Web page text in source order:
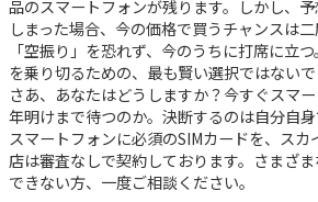
品のスマートフォンが残ります。しかし、
しまった場合、今の価格で買うチャンスは二
「空振り」を恐れず、今のうちに打席に立
を乗り切るための、最も賢い選択ではないで
さあ、あなたはどうしますか？今すぐスマー
年明けまで待つのか。決断するのは自分自身
スマートフォンに必須のSIMカードを、ス
店は審査なしで契約しております。さまざ
できない方、一度ご相談ください。